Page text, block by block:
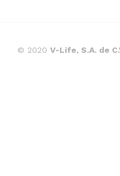
© 2020 V-Life, S.A. de